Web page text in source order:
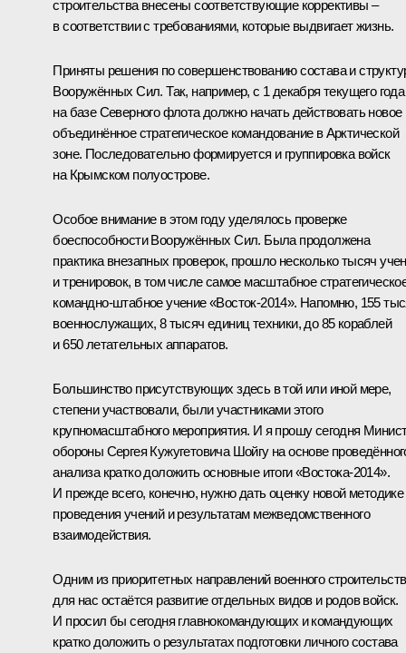
строительства внесены соответствующие коррективы –
в соответствии с требованиями, которые выдвигает жизнь.
Приняты решения по совершенствованию состава и
Вооружённых Сил. Так, например, с 1 декабря текущего года
на базе Северного флота должно начать действовать новое
объединённое стратегическое командование в Арктической
зоне. Последовательно формируется и группировка войск
на Крымском полуострове.
Особое внимание в этом году уделялось проверке
боеспособности Вооружённых Сил. Была продолжена
практика внезапных проверок, прошло несколько тысяч
и тренировок, в том числе самое масштабное
командно-штабное учение «Восток-2014». Напомню, 155
военнослужащих, 8 тысяч единиц техники, до 85 кораблей
и 650 летательных аппаратов.
Большинство присутствующих здесь в той или иной мере,
степени участвовали, были участниками этого
крупномасштабного мероприятия. И я прошу сегодня
обороны Сергея Кужугетовича Шойгу на основе
анализа кратко доложить основные итоги «Востока-2014».
И прежде всего, конечно, нужно дать оценку новой методике
проведения учений и результатам межведомственного
взаимодействия.
Одним из приоритетных направлений военного
для нас остаётся развитие отдельных видов и родов войск.
И просил бы сегодня главнокомандующих и командующих
кратко доложить о результатах подготовки личного состава